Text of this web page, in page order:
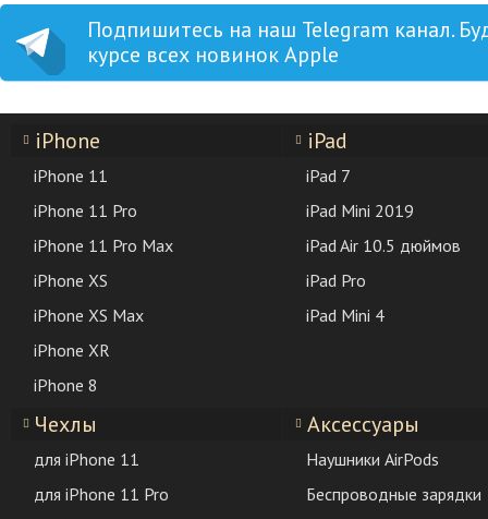
Подпишитесь на наш Telegram канал.
курсе всех новинок Apple
iPhone
iPhone 11
iPhone 11 Pro
iPhone 11 Pro Max
iPhone XS
iPhone XS Max
iPhone XR
iPhone 8
iPad
iPad 7
iPad Mini 2019
iPad Air 10.5 дюймов
iPad Pro
iPad Mini 4
Чехлы
для iPhone 11
для iPhone 11 Pro
Аксессуары
Наушники AirPods
Беспроводные зарядки